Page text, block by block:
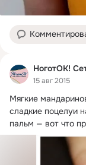
НоготОК!
15 авг 2015
Мягкие
сладкие поцелуи
пальм — вот что